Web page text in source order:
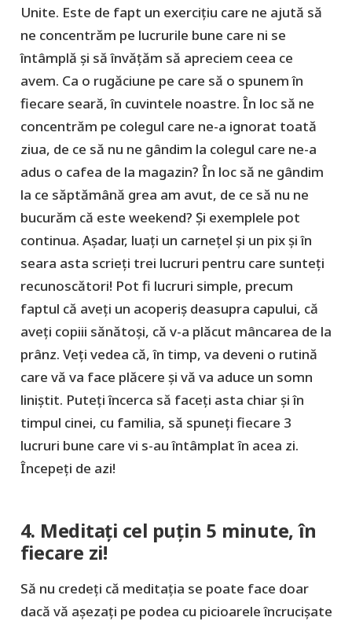
Unite. Este de fapt un exercițiu care ne ajută să
ne concentrăm pe lucrurile bune care ni se
întâmplă și să învățăm să apreciem ceea ce
avem. Ca o rugăciune pe care să o spunem în
fiecare seară, în cuvintele noastre. În loc să ne
concentrăm pe colegul care ne-a ignorat toată
ziua, de ce să nu ne gândim la colegul care ne-a
adus o cafea de la magazin? În loc să ne gândim
la ce săptămână grea am avut, de ce să nu ne
bucurăm că este weekend? Și exemplele pot
continua. Așadar, luați un carnețel și un pix și în
seara asta scrieți trei lucruri pentru care sunteți
recunoscători! Pot fi lucruri simple, precum
faptul că aveți un acoperiș deasupra capului, că
aveți copiii sănătoși, că v-a plăcut mâncarea de la
prânz. Veți vedea că, în timp, va deveni o rutină
care vă va face plăcere și vă va aduce un somn
liniștit. Puteți încerca să faceți asta chiar și în
timpul cinei, cu familia, să spuneți fiecare 3
lucruri bune care vi s-au întâmplat în acea zi.
Începeți de azi!
4. Meditați cel puțin 5 minute, în
fiecare zi!
Să nu credeți că meditația se poate face doar
dacă vă așezați pe podea cu picioarele încrucișate